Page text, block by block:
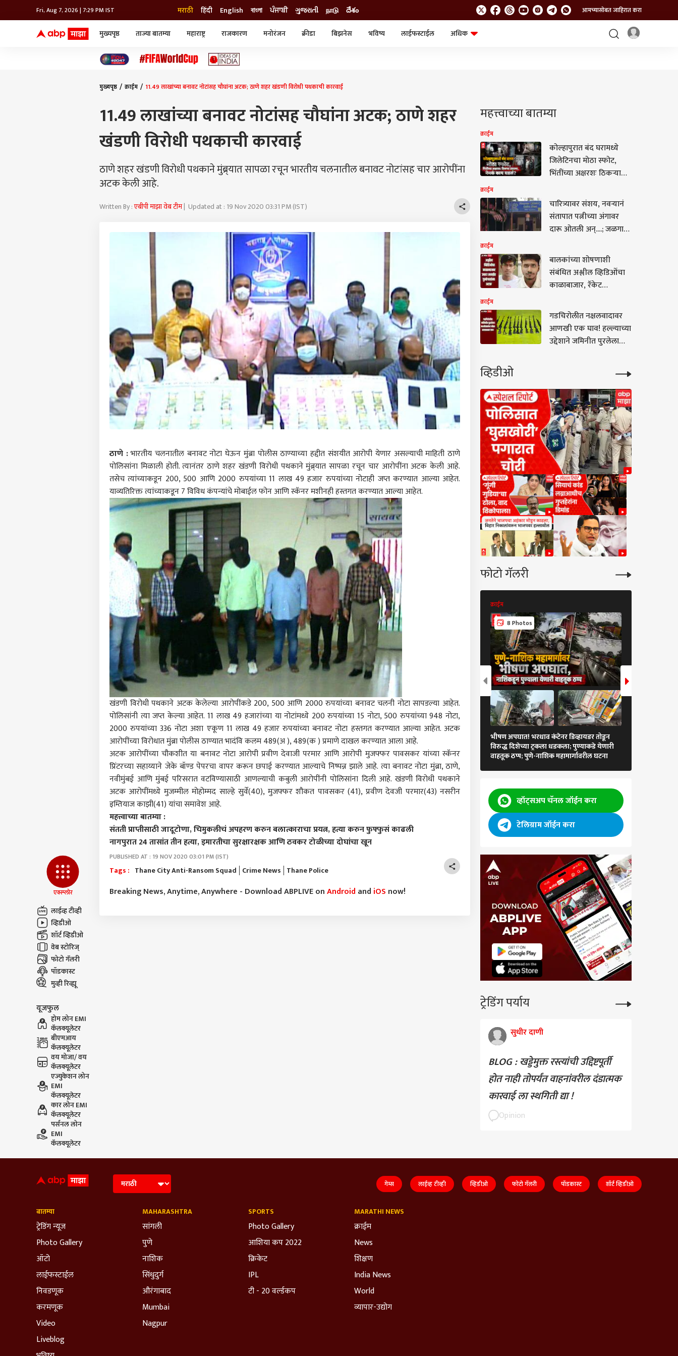
Fri, Aug 7, 2026 | 7:29 PM IST मराठी हिंदी English বাংলা ਪੰਜਾਬੀ ગુજરાતી நாடு దేశం आमच्यासोबत जाहिरात करा
मुख्यपृष्ठ ताज्या बातम्या महाराष्ट्र राजकारण मनोरंजन क्रीडा बिझनेस भविष्य लाईफस्टाईल
अधिक
एक्स्प्लोर
लाईव्ह टीव्ही
व्हिडीओ
शॉर्ट व्हिडीओ
वेब स्टोरिज्
फोटो गॅलरी
पॉडकास्ट
मुव्ही रिव्ह्यू
यूजफुल
होम लोन EMI
कॅलक्यूलेटर
बीएमआय
कॅलक्यूलेटर
वय मोजा/ वय
कॅलक्यूलेटर
एज्युकेशन लोन
EMI
कॅलक्यूलेटर
कार लोन EMI
कॅलक्यूलेटर
पर्सनल लोन
EMI
कॅलक्यूलेटर
मुख्यपृष्ठ क्राईम 11.49 लाखांच्या बनावट नोटांसह चौघांना अटक; ठाणे शहर खंडणी विरोधी पथकाची कारवाई
11.49 लाखांच्या बनावट नोटांसह चौघांना अटक; ठाणे शहर
खंडणी विरोधी पथकाची कारवाई
ठाणे शहर खंडणी विरोधी पथकाने मुंब्र्यात सापळा रचून भारतीय चलनातील बनावट नोटांसह चार आरोपींना
अटक केली आहे.
Written By :एबीपी माझा वेब टीम| Updated at : 19 Nov 2020 03:31 PM (IST)
ठाणे :भारतीय चलनातील बनावट नोटा घेऊन मुंब्रा पोलीस ठाण्याच्या हद्दीत संशयीत आरोपी येणार असल्याची माहिती ठाणे
पोलिसांना मिळाली होती. त्यानंतर ठाणे शहर खंडणी विरोधी पथकाने मुंब्र्यात सापळा रचून चार आरोपींना अटक केली आहे.
तसेच त्यांच्याकडून 200, 500 आणि 2000 रुपयांच्या 11 लाख 49 हजार रुपयांच्या नोटाही जप्त करण्यात आल्या आहेत.
याव्यतिरिक्त त्यांच्याकडून 7 विविध कंपन्यांचे मोबाईल फोन आणि स्कॅनर मशीनही हस्तगत करण्यात आल्या आहेत.
खंडणी विरोधी पथकाने अटक केलेल्या आरोपींकडे 200, 500 आणि 2000 रुपयांच्या बनावट चलनी नोटा सापडल्या आहेत.
पोलिसांनी त्या जप्त केल्या आहेत. 11 लाख 49 हजारांच्या या नोटांमध्ये 200 रुपयांच्या 15 नोटा, 500 रुपयांच्या 948 नोटा,
2000 रुपयांच्या 336 नोटा अशा एकूण 11 लाख 49 हजार रुपयांच्या बनावट नोटा हस्तगत करण्यात आल्या आहेत. अटक
आरोपींच्या विरोधात मुंब्रा पोलीस ठाण्यात भादंवि कलम 489(अ ), 489(क ) प्रमाणे दाखल करण्यात आला आहे.
अटक आरोपींच्या चौकशीत या बनावट नोटा आरोपी प्रवीण देवाजी परमार आणि आरोपी मुजफ्फर पावसकर यांच्या स्कॅनर
प्रिंटरच्या सहाय्याने जेके बॉण्ड पेपरचा वापर करून छपाई करण्यात आल्याचे निष्पन्न झाले आहे. त्या बनावट नोटा मुंब्रा, ठाणे,
नवीमुंबई आणि मुंबई परिसरात वटविण्यासाठी आणल्याची कबुली आरोपींनी पोलिसांना दिली आहे. खंडणी विरोधी पथकाने
अटक आरोपींमध्ये मुजम्मील मोहोम्मद साल्हे सुर्वे(40), मुजफ्फर शौकत पावसकर (41), प्रवीण देवजी परमार(43) नसरीन
इम्तियाज काझी(41) यांचा समावेश आहे.
महत्त्वाच्या बातम्या :
संतती प्राप्तीसाठी जादूटोणा, चिमुकलीचं अपहरण करुन बलात्काराचा प्रयत्न, हत्या करुन फुफ्फुसं काढली
नागपुरात 24 तासांत तीन हत्या, इमारतीचा सुरक्षारक्षक आणि ठवकर टोळीच्या दोघांचा खून
PUBLISHED AT : 19 NOV 2020 03:01 PM (IST)
Tags : Thane City Anti-Ransom Squad Crime News Thane Police
Breaking News, Anytime, Anywhere - Download ABPLIVE onAndroid and iOS now!
महत्त्वाच्या बातम्या
क्राईम
कोल्हापुरात बंद घरामध्ये
जिलेटिनचा मोठा स्फोट,
भिंतींच्या अक्षरशः ठिकऱ्या
मध्यरात्री नेमकं काय घडलं?
क्राईम
चारित्र्यावर संशय, नवऱ्यानं
संतापात पत्नीच्या अंगावर
दारू ओतली अन्....; जळगाव
क्राईम
बालकांच्या शोषणाशी
संबंधित अश्लील व्हिडिओंचा
काळाबाजार, रॅकेट
गुन्हेगारांना अटक
क्राईम
गडचिरोलीत नक्षलवादावर
आणखी एक घाव! हल्ल्याच्या
उद्देशाने जमिनीत पुरलेला
व्हिडीओ
फोटो गॅलरी
क्राईम
8 Photos
भीषण अपघात! भरधाव कंटेनर डिव्हायडर तोडून
विरुद्ध दिशेच्या ट्रकला धडकला; पुण्याकडे येणारी
वाहतूक ठप्प; पुणे-नाशिक महामार्गावरील घटना
व्हॉट्सअप चॅनल जॉईन करा
टेलिग्राम जॉईन करा
ट्रेडिंग पर्याय
सुधीर दाणी
BLOG : खड्डेमुक्त रस्त्यांची उद्दिष्टपूर्ती
होत नाही तोपर्यंत वाहनांवरील दंडात्मक
कारवाई ला स्थगिती द्या !
Opinion
हॅलो गेस्ट
आमच्यासोबत जाहिरात करा
प्रायव्हसी पॉलिसी
संपर्क साधा
करिअर
फीडबॅक
आमच्याबद्दल
LOGIN
पर्सनल कॉर्नर
टॉप आर्टिकल टॉप रील्स
ठाणे
चिमुरड्याला इंजेक्शन दिलं
अन् डॉक्टरांनी सुई कमरेतच
ठेवली; केडीएमसीच्या
रुग्णालयातील धक्कादायक
प्रकार
क्राईम
कोल्हापुरात बंद घरामध्ये
जिलेटिनचा मोठा स्फोट,
भिंतींच्या अक्षरशः ठिकऱ्या
उडाल्या; सुर्वे नगरमध्ये
मध्यरात्री नेमकं काय घडलं?
मुंबई
मोठी बातमी: म्हाडाच्या
मुंबईतील 2640 घरांची लॉटरी
जाहीर होण्याची तारीख अखेर
ठरली, ऑनलाईन सोडत कधी
आणि कुठे पाहता येणार?
चारित्र्यावर संशय, नवऱ्यानं
संतापात पत्नीच्या अंगावर दारू
ओतली अन्....; जळगाव
जिल्ह्यातील पाचोरा हादरलं!
राजकारण
टीका, पृथ्वीराज चव्हाणांची
पहिली प्रतिक्रिया; म्हणाले,
अर्थातच सुनेत्रा पवारांकडून
कृतीतून उत्तर मिळेल
राजकारण
| 04 ऑगस्ट 2026 |
राजकारण
चार मंत्र्यांना फायनल वॉर्निंग,
काम करा नाही तर....
मंत्रिमंडळाच्या बैठकीपूर्वी काय
अहिल्यानगर
अहिल्यानगरच्या शेवगावमध्ये
बिबट्याची दहशत; नर-
मादीसह पिल्लांचा वावर,
काळजीत
गेम्स लाईव्ह टीव्ही व्हिडीओ फोटो गॅलरी पॉडकास्ट शॉर्ट व्हिडीओ
बातम्या
ट्रेडिंग न्यूज
Photo Gallery
ऑटो
लाईफस्टाईल
निवडणूक
करमणूक
Video
Liveblog
MAHARASHTRA
सांगली
पुणे
नाशिक
सिंधुदुर्ग
औरंगाबाद
Mumbai
Nagpur
SPORTS
Photo Gallery
आशिया कप 2022
क्रिकेट
IPL
टी - 20 वर्ल्डकप
MARATHI NEWS
क्राईम
News
शिक्षण
India News
World
व्यापार-उद्योग